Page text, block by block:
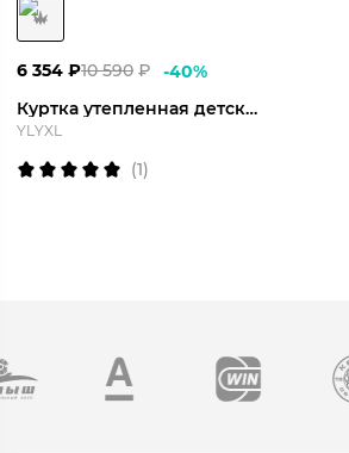
10 590 ₽
6 354 ₽ -40%
Куртка утепленная детская Element 24 Winter Jacket Y
YLYXL
(1)